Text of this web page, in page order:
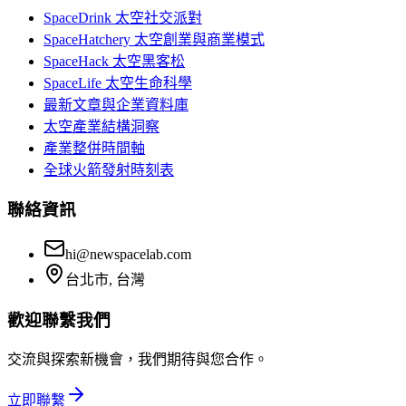
SpaceDrink 太空社交派對
SpaceHatchery 太空創業與商業模式
SpaceHack 太空黑客松
SpaceLife 太空生命科學
最新文章與企業資料庫
太空產業結構洞察
產業整併時間軸
全球火箭發射時刻表
聯絡資訊
hi@newspacelab.com
台北市, 台灣
歡迎聯繫我們
交流與探索新機會，我們期待與您合作。
立即聯繫